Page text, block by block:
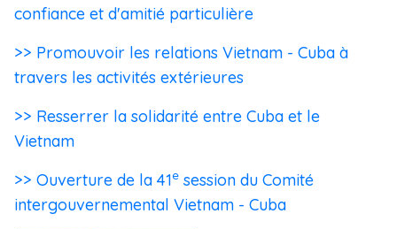
confiance et d'amitié particulière
>> Promouvoir les relations Vietnam - Cuba à
travers les activités extérieures
>> Resserrer la solidarité entre Cuba et le
Vietnam
>> Ouverture de la 41e session du Comité
intergouvernemental Vietnam - Cuba